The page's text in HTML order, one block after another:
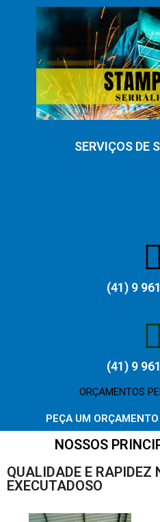
SERVIÇOS DE
(41) 9
(41) 9
ORÇAMENTOS
PEÇA UM
NOSSOS
QUALIDADE E RAPIDEZ
EXECUTADOSO